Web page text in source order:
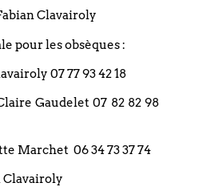
Précédent
Clavairoly
pour les obsèques :
07 77 93 42 18
Gaudelet 07 82 82 98
Marchet 06 34 73 37 74
Clavairoly